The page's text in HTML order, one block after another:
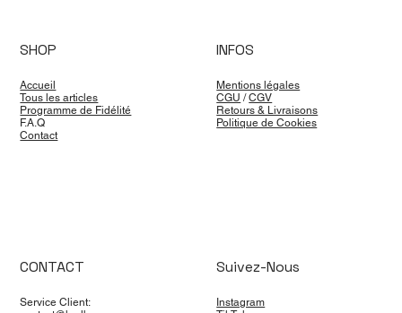
SHOP
Accueil
Tous les articles
Programme de Fidélité
F.A.Q
Contact
INFOS
Mentions légales
CGU /CGV
Retours & Livraisons
Politique de Cookies
CONTACT
Service Client:
Suivez-Nous
Instagram